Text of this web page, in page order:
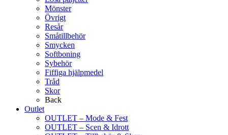
Mönster
Övrigt
Resår
Småtillbehör
Smycken
Softboning
Sybehör
Fiffiga hjälpmedel
Tråd
Skor
Back
Outlet
OUTLET – Mode & Fest
OUTLET – Scen & Idrott